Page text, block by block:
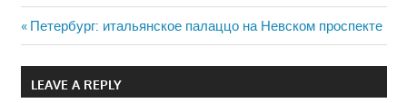
Навигация
по
Previous
Post:
Петербург: итальянское палаццо на Невском проспекте
LEAVE A REPLY